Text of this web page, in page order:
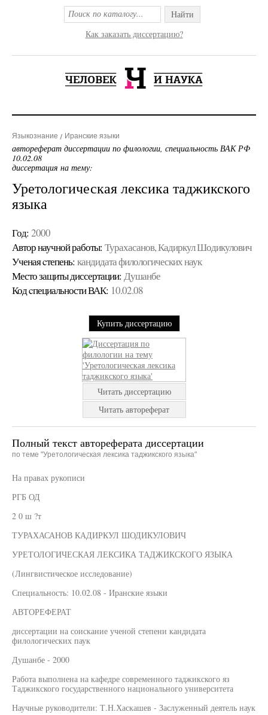
Найти
Как заказать диссертацию?
Языкознание Иранские языки
автореферат диссертации по филологии, специальность ВАК РФ
10.02.08
диссертация на тему:
Уретологическая лексика таджикского
языка
Год: 2000
Автор научной работы: Турахасанов, Кадиркул Шодикулович
Ученая cтепень: кандидата филологических наук
Место защиты диссертации: Душанбе
Код cпециальности ВАК: 10.02.08
Купить диссертацию
Читать диссертацию
Читать автореферат
Полный текст автореферата диссертации
по теме "Уретологическая лексика таджикского языка"
На правах рукописи
РГБ ОД
2 0 ш ?т
ТУРАХАСАНОВ КАДИРКУЛ ШОДИКУЛОВИЧ
УРЕТОЛОГИЧЕСКАЯ ЛЕКСИКА ТАДЖИКСКОГО ЯЗЫКА
(Лингвистическое исследование)
Специальность: 10.02.08 - Иранские языки
АВТОРЕФЕРАТ
диссертации на соискание ученой степени кандидата
филологических паук
Душанбе - 2000
Работа выполнена на кафедре современного таджикского яз
Таджикского государственного национального университета
Научные руководители: Т.Н.Хаскашев - Заслуженный деятель наук